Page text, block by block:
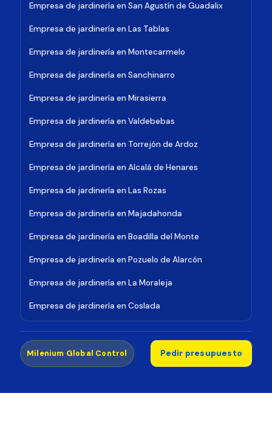
Empresa de jardinería en San Agustín de Guadalix
Empresa de jardinería en Las Tablas
Empresa de jardinería en Montecarmelo
Empresa de jardinería en Sanchinarro
Empresa de jardinería en Mirasierra
Empresa de jardinería en Valdebebas
Empresa de jardinería en Torrejón de Ardoz
Empresa de jardinería en Alcalá de Henares
Empresa de jardinería en Las Rozas
Empresa de jardinería en Majadahonda
Empresa de jardinería en Boadilla del Monte
Empresa de jardinería en Pozuelo de Alarcón
Empresa de jardinería en La Moraleja
Empresa de jardinería en Coslada
Milenium Global Control Pedir presupuesto